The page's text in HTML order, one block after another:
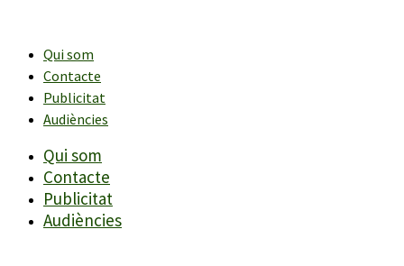
contingutQui som
Contacte
Publicitat
Audiències
Qui som
Contacte
Publicitat
Audiències